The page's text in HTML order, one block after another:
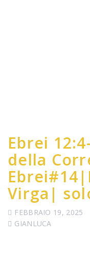
Ebrei
della
Virga|
FEBBRAIO 19, 2025
GIANLUCA